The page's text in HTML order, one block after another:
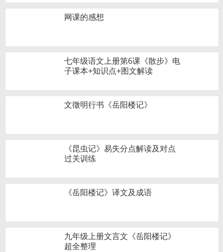
网课的感想
七年级语文上册第6课《散步》电
子课本+知识点+图文解读
文徵明行书《岳阳楼记》
《昆虫记》易失分点解读及对点
过关训练
《岳阳楼记》译文及成语
九年级上册文言文《岳阳楼记》
超全整理